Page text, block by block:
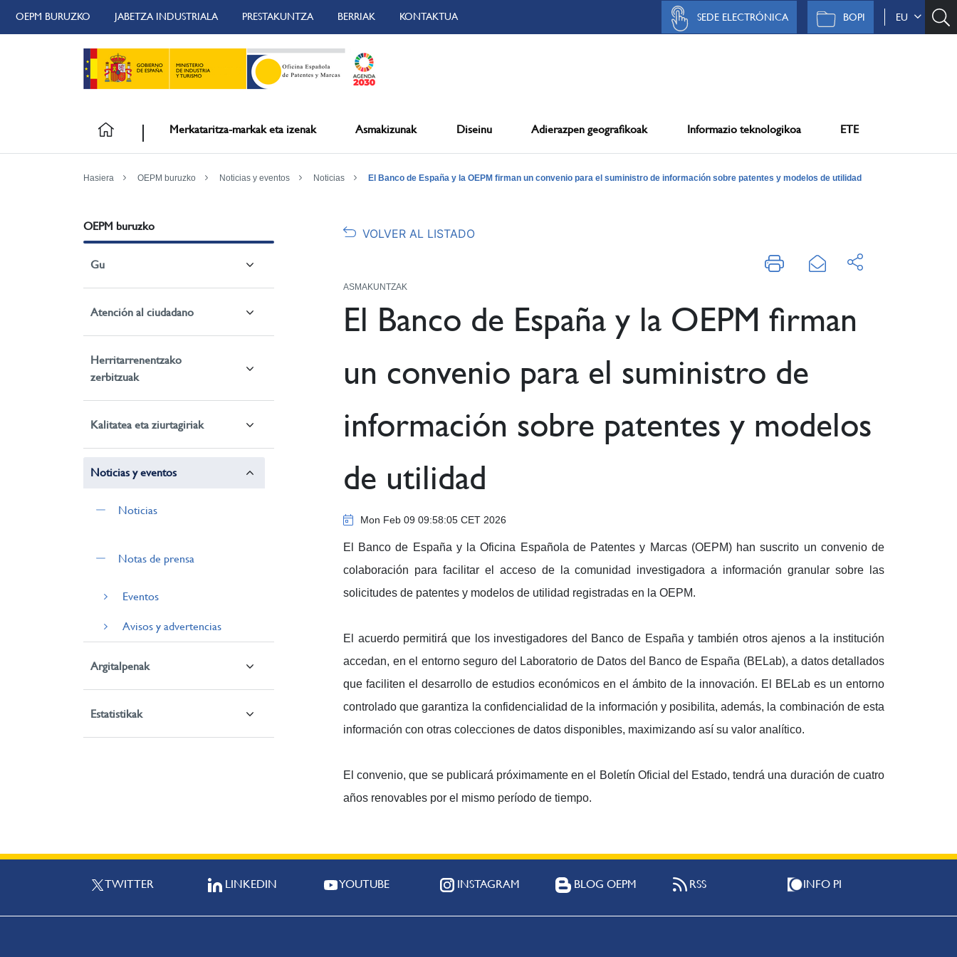
OEPM BURUZKO JABETZA INDUSTRIALA PRESTAKUNTZA BERRIAK KONTAKTUA EU
BOPI
SEDE ELECTRÓNICA
Merkataritza-markak eta izenak Asmakizunak Diseinu Adierazpen geografikoak Informazio teknologikoa ETE
Hasiera OEPM buruzko Noticias y eventos Noticias El Banco de España y la OEPM firman un convenio para el suministro de información sobre patentes y modelos de utilidad
OEPM buruzko
Gu
Atención al ciudadano
Herritarrenentzako
zerbitzuak
Kalitatea eta ziurtagiriak
Noticias y eventos
Noticias
Notas de prensa
Eventos
Avisos y advertencias
Argitalpenak
Estatistikak
VOLVER AL LISTADO
ASMAKUNTZAK
El Banco de España y la OEPM firman
un convenio para el suministro de
información sobre patentes y modelos
de utilidad
Mon Feb 09 09:58:05 CET 2026
El Banco de España y la Oficina Española de Patentes y Marcas (OEPM) han suscrito un convenio de
colaboración para facilitar el acceso de la comunidad investigadora a información granular sobre las
solicitudes de patentes y modelos de utilidad registradas en la OEPM.
El acuerdo permitirá que los investigadores del Banco de España y también otros ajenos a la institución
accedan, en el entorno seguro del Laboratorio de Datos del Banco de España (BELab), a datos detallados
que faciliten el desarrollo de estudios económicos en el ámbito de la innovación. El BELab es un entorno
controlado que garantiza la confidencialidad de la información y posibilita, además, la combinación de esta
información con otras colecciones de datos disponibles, maximizando así su valor analítico.
El convenio, que se publicará próximamente en el Boletín Oficial del Estado, tendrá una duración de cuatro
años renovables por el mismo período de tiempo.
TWITTER LINKEDIN YOUTUBE INSTAGRAM BLOG OEPM RSS INFO PI